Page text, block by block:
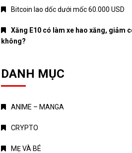
Bitcoin lao dốc dưới mốc 60.000 USD
Xăng E10 có làm xe hao xăng, giảm
không?
DANH MỤC
ANIME – MANGA
CRYPTO
MẸ VÀ BÉ